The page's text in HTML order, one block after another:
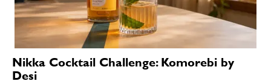
Nikka Cocktail Challenge: Komorebi by
Desi